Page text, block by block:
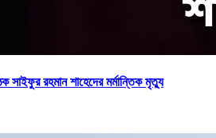
সাইফুর রহমান শাহেদের মর্মান্তিক মৃত্যু